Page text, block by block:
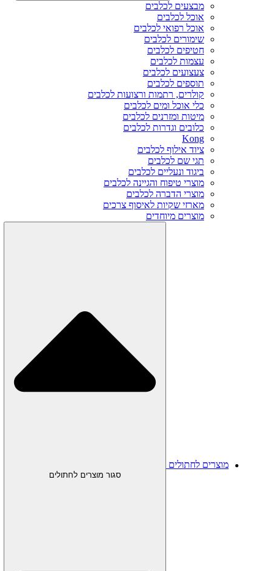
מבצעים לכלבים
אוכל לכלבים
אוכל רפואי לכלבים
שימורים לכלבים
חטיפים לכלבים
עצמות לכלבים
צעצועים לכלבים
תוספים לכלבים
קולרים, רתמות ורצועות לכלבים
כלי אוכל ומים לכלבים
מיטות ומזרנים לכלבים
כלובים וגדרות לכלבים
Kong
ציוד אילוף לכלבים
תגי שם לכלבים
ביגוד ונעליים לכלבים
מוצרי טיפוח והגיינה לכלבים
מוצרי הדברה לכלבים
מארזי שקיות לאיסוף צרכים
מוצרים מיוחדים
מוצרים לחתולים
סגור מוצרים לחתולים